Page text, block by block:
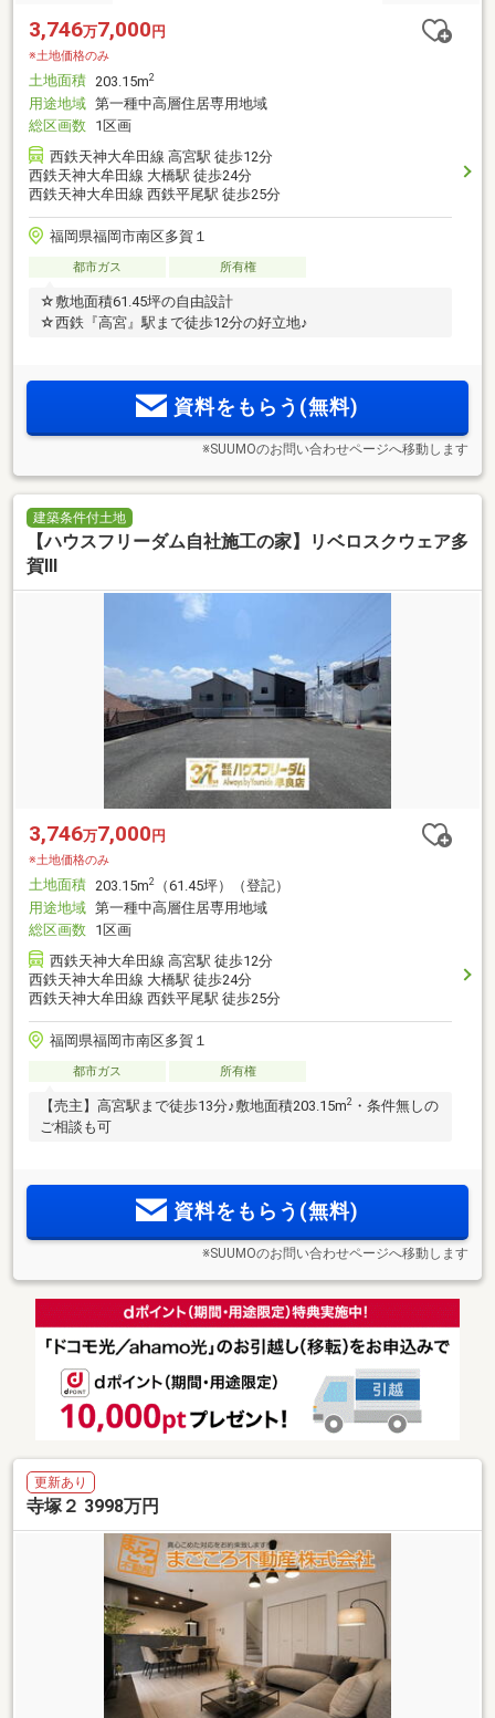
3,746万7,000 円
※土地価格のみ
土地面積 203.15m2
用途地域 第一種中高層住居専用地域
総区画数 1区画
西鉄天神大牟田線 高宮駅 徒歩12分
西鉄天神大牟田線 大橋駅 徒歩24分
西鉄天神大牟田線 西鉄平尾駅 徒歩25分
福岡県福岡市南区多賀１
都市ガス 所有権
☆敷地面積61.45坪の自由設計
☆西鉄『高宮』駅まで徒歩12分の好立地♪
資料をもらう(無料)
※SUUMOのお問い合わせページへ移動します
建築条件付土地
【ハウスフリーダム自社施工の家】リベロスクウェア多
賀Ⅲ
3,746万7,000 円
※土地価格のみ
土地面積 203.15m2
（61.45坪）（登記）
用途地域 第一種中高層住居専用地域
総区画数 1区画
西鉄天神大牟田線 高宮駅 徒歩12分
西鉄天神大牟田線 大橋駅 徒歩24分
西鉄天神大牟田線 西鉄平尾駅 徒歩25分
福岡県福岡市南区多賀１
都市ガス 所有権
【売主】高宮駅まで徒歩13分♪敷地面積203.15m2 ・条件無しの
ご相談も可
資料をもらう(無料)
※SUUMOのお問い合わせページへ移動します
更新あり
寺塚２ 3998万円